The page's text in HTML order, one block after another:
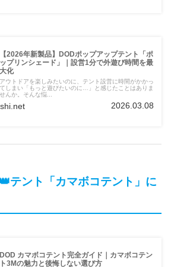
【2026年新製品】DODポップアップテント「ポ
ップリンシェード」｜設営1分で外遊び時間を最
大化
アウトドアを楽しみたいのに、テント設営に時間がかかっ
てしまい「もっと遊びたいのに…」と感じたことはありま
せんか。そんな悩...
2026.03.08
テント「カマボコテント」に
DOD カマボコテント完全ガイド｜カマボコテン
ト3Mの魅力と後悔しない選び方